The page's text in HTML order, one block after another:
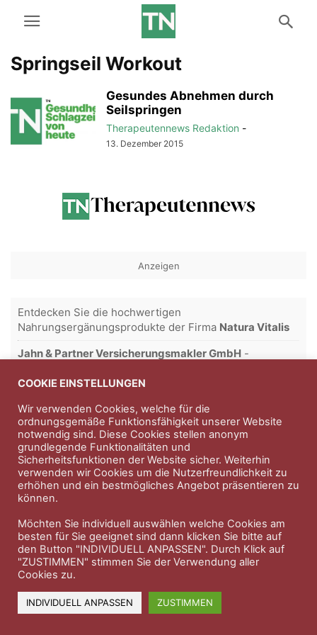
Springseil Workout
Gesundes Abnehmen durch
Seilspringen
Therapeutennews Redaktion -
13. Dezember 2015
Anzeigen
Entdecken Sie die hochwertigen
Nahrungsergänungsprodukte der Firma Natura Vitalis
Jahn & Partner Versicherungsmakler GmbH -
Professioneller Rundumschutz seit über 30 Jahren.
Impressum Nutzungsbedingungen
Datenschutzerklärung Therapeutenkatalog Über uns
COOKIE EINSTELLUNGEN
Wir verwenden Cookies, welche für die
ordnungsgemäße Funktionsfähigkeit unserer Website
notwendig sind. Diese Cookies stellen anonym
grundlegende Funktionalitäten und
Sicherheitsfunktionen der Website sicher. Weiterhin
verwenden wir Cookies um die Nutzerfreundlichkeit zu
erhöhen und ein bestmögliches Angebot präsentieren zu
können.
Möchten Sie individuell auswählen welche Cookies am
besten für Sie geeignet sind dann klicken Sie bitte auf
den Button "INDIVIDUELL ANPASSEN". Durch Klick auf
"ZUSTIMMEN" stimmen Sie der Verwendung aller
Cookies zu.
INDIVIDUELL ANPASSEN ZUSTIMMEN